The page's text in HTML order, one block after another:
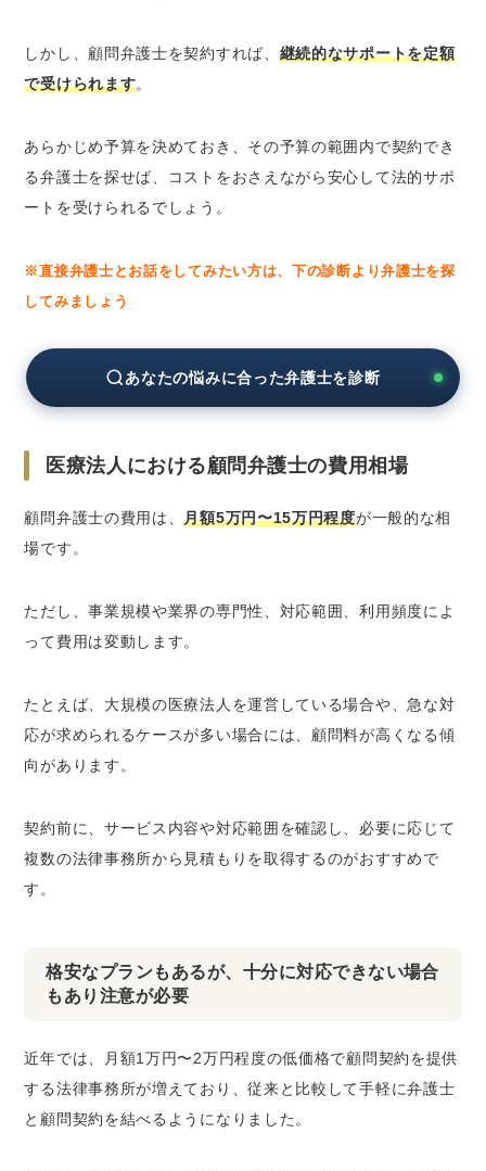
しかし、顧問弁護士を契約すれば、 継続的なサポートを定額
で受けられます。
あらかじめ予算を決めておき、その予算の範囲内で契約でき
る弁護士を探せば、コストをおさえながら安心して法的サポ
ートを受けられるでしょう。
※直接弁護士とお話をしてみたい方は、下の診断より弁護士を探
してみましょう
あなたの悩みに合った弁護士を診断
医療法人における顧問弁護士の費用相場
顧問弁護士の費用は、月額5万円〜15万円程度が一般的な相
場です。
ただし、事業規模や業界の専門性、対応範囲、利用頻度によ
って費用は変動します。
たとえば、大規模の医療法人を運営している場合や、急な対
応が求められるケースが多い場合には、顧問料が高くなる傾
向があります。
​契約前に、サービス内容や対応範囲を確認し、必要に応じて
複数の法律事務所から見積もりを取得するのがおすすめで
す。
格安なプランもあるが、十分に対応できない場合
もあり注意が必要
近年では、月額1万円〜2万円程度の低価格で顧問契約を提供
する法律事務所が増えており、従来と比較して手軽に弁護士
と顧問契約を結べるようになりました。